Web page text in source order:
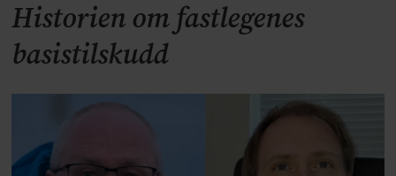
Historien om fastlegenes
basistilskudd